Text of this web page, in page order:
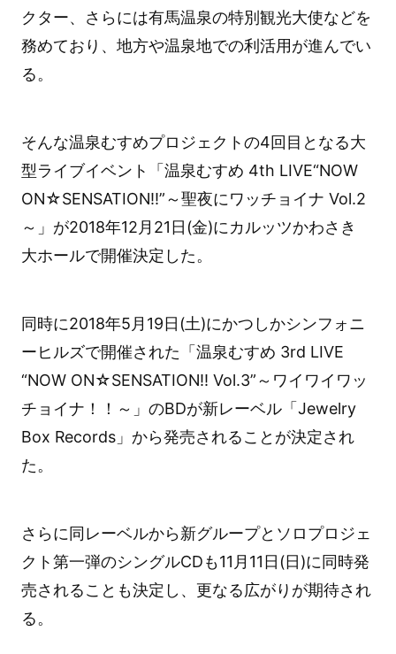
クター、さらには有馬温泉の特別観光大使などを
務めており、地方や温泉地での利活用が進んでい
る。
そんな温泉むすめプロジェクトの4回目となる大
型ライブイベント「温泉むすめ 4th LIVE“NOW
ON☆SENSATION!!”～聖夜にワッチョイナ Vol.2
～」が2018年12月21日(金)にカルッツかわさき
大ホールで開催決定した。
同時に2018年5月19日(土)にかつしかシンフォニ
ーヒルズで開催された「温泉むすめ 3rd LIVE
“NOW ON☆SENSATION!! Vol.3”～ワイワイワッ
チョイナ！！～」のBDが新レーベル「Jewelry
Box Records」から発売されることが決定され
た。
さらに同レーベルから新グループとソロプロジェ
クト第一弾のシングルCDも11月11日(日)に同時発
売されることも決定し、更なる広がりが期待され
る。